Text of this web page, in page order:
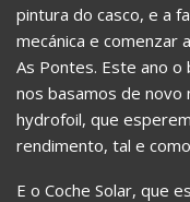
pintura do casco, e a
mecánica e comenzar
As Pontes. Este ano
nos basamos de novo
hydrofoil, que
rendimento, tal e
E o Coche Solar, que